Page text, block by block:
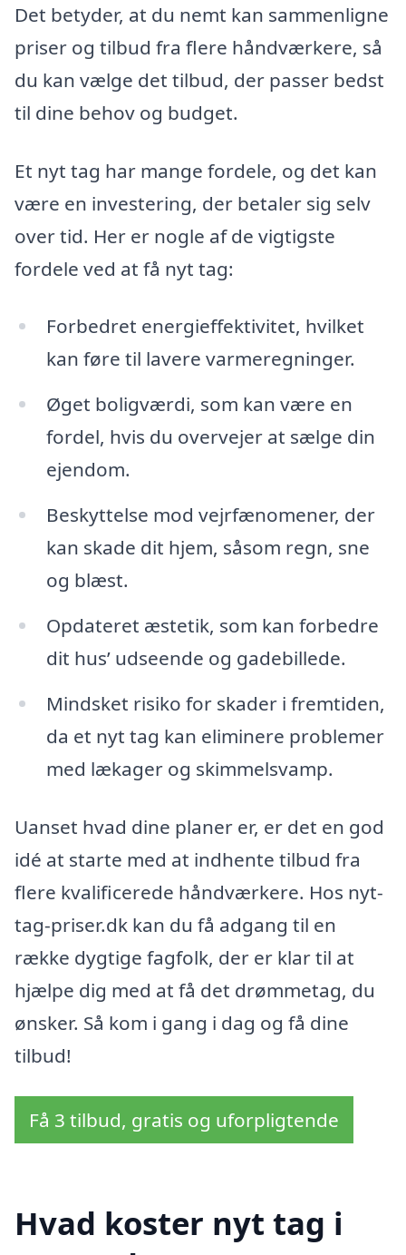
Det betyder, at du nemt kan sammenligne
priser og tilbud fra flere håndværkere, så
du kan vælge det tilbud, der passer bedst
til dine behov og budget.
Et nyt tag har mange fordele, og det kan
være en investering, der betaler sig selv
over tid. Her er nogle af de vigtigste
fordele ved at få nyt tag:
Forbedret energieffektivitet, hvilket
kan føre til lavere varmeregninger.
Øget boligværdi, som kan være en
fordel, hvis du overvejer at sælge din
ejendom.
Beskyttelse mod vejrfænomener, der
kan skade dit hjem, såsom regn, sne
og blæst.
Opdateret æstetik, som kan forbedre
dit hus’ udseende og gadebillede.
Mindsket risiko for skader i fremtiden,
da et nyt tag kan eliminere problemer
med lækager og skimmelsvamp.
Uanset hvad dine planer er, er det en god
idé at starte med at indhente tilbud fra
flere kvalificerede håndværkere. Hos nyt-
tag-priser.dk kan du få adgang til en
række dygtige fagfolk, der er klar til at
hjælpe dig med at få det drømmetag, du
ønsker. Så kom i gang i dag og få dine
tilbud!
Få 3 tilbud, gratis og uforpligtende
Hvad koster nyt tag i